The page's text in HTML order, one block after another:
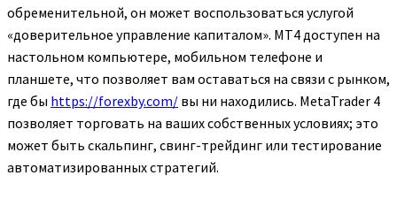
обременительной, он может воспользоваться услугой
«доверительное управление капиталом». MT4 доступен на
настольном компьютере, мобильном телефоне и
планшете, что позволяет вам оставаться на связи с рынком,
где бы https://forexby.com/ вы ни находились. MetaTrader 4
позволяет торговать на ваших собственных условиях; это
может быть скальпинг, свинг-трейдинг или тестирование
автоматизированных стратегий.